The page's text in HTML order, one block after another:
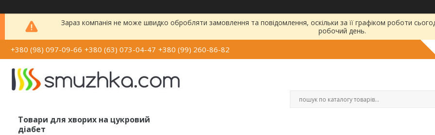
Зараз компанія не може швидко обробляти замовлення та повідомлення, оскільки за її графіком роботи
робочий день.
+380 (98) 097-09-66 +380 (63) 073-04-47 +380 (99) 260-86-82
Товари для хворих на цукровий
діабет